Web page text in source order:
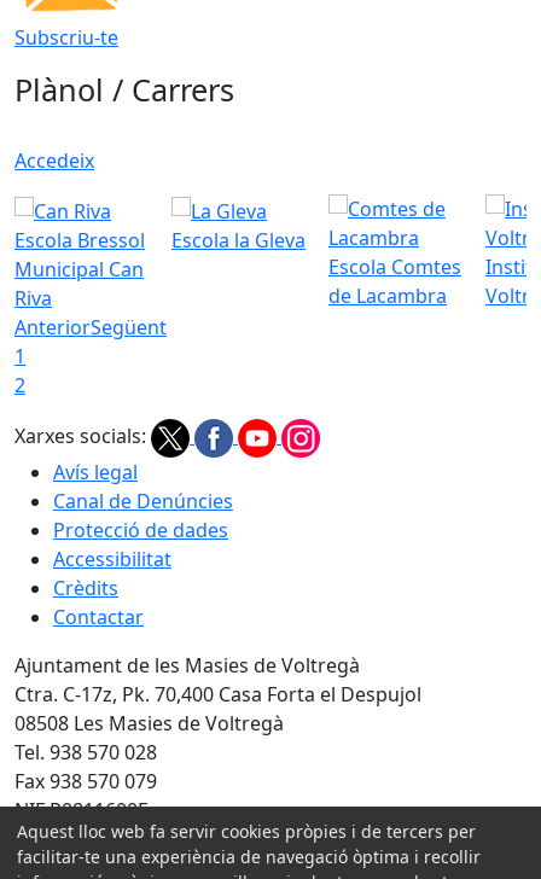
Subscriu-te
Plànol / Carrers
Accedeix
Escola Bressol
Municipal Can
Riva
Escola la Gleva
Escola Comtes
de Lacambra
AnteriorSegüent
1
2
Xarxes socials:
Avís legal
Canal de Denúncies
Protecció de dades
Accessibilitat
Crèdits
Contactar
Ajuntament de les Masies de Voltregà
Ctra. C-17z, Pk. 70,400 Casa Forta el Despujol
08508 Les Masies de Voltregà
Tel. 938 570 028
Fax 938 570 079
NIF P0811600F
Amb la col·laboració de:
Aquest lloc web fa servir cookies pròpies i de tercers per
facilitar-te una experiència de navegació òptima i recollir